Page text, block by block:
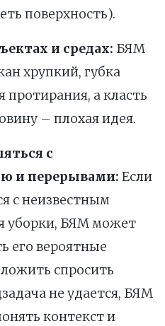
поверхность).
и средах: БЯМ
хрупкий, губка
протирания, а класть
– плохая идея.
с
и перерывами: Если
с неизвестным
уборки, БЯМ может
его вероятные
спросить
не удается, БЯМ
контекст и